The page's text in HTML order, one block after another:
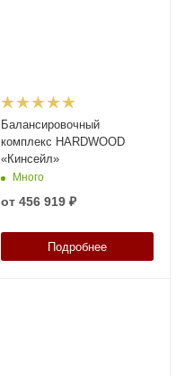
Балансировочный
комплекс HARDWOOD
«Кинсейл»
Много
от 456 919 ₽
Подробнее